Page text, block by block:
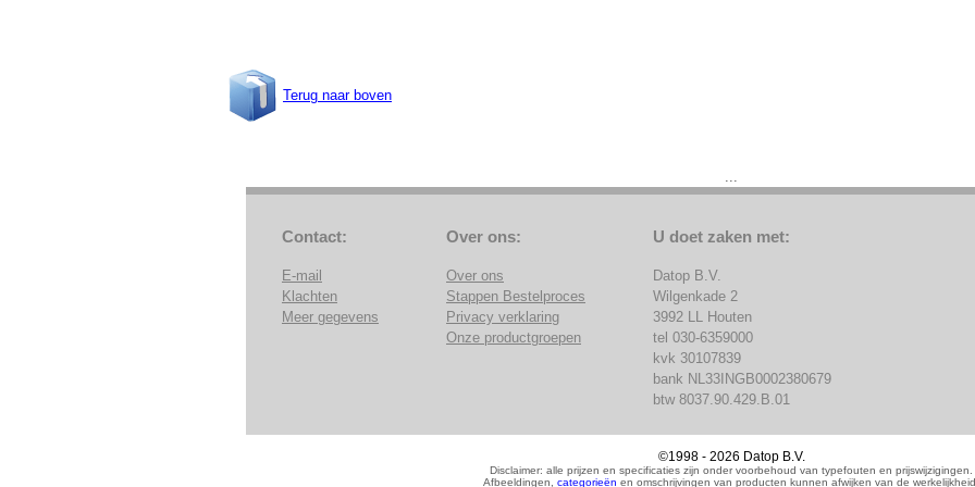
Terug naar boven
Contact:
E-mail
Klachten
Meer gegevens
Over ons:
Over ons
Stappen Bestelproces
Privacy verklaring
Onze productgroepen
U doet zaken met:
Datop B.V.
Wilgenkade 2
3992 LL Houten
tel 030-6359000
kvk 30107839
bank NL33INGB0002380679
btw 8037.90.429.B.01
©1998 - 2026 Datop B.V.
Disclaimer: alle prijzen en specificaties zijn onder voorbehoud van typefouten en prijswijzigingen.
Afbeeldingen, categorieën en omschrijvingen van producten kunnen afwijken van de